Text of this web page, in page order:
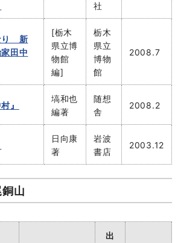
社
り 新
田中
[栃木
県立博
物館
編]
栃木
県立
博物
館
2008.7
』
塙和也
編著
随想
舎
2008.2
日向康
著
岩波
書店
2003.12
山
出